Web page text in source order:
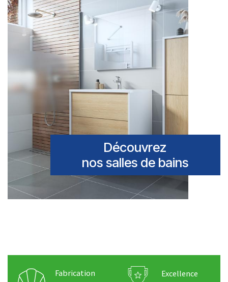
Découvrez
nos salles de bains
Fabrication
Excellence